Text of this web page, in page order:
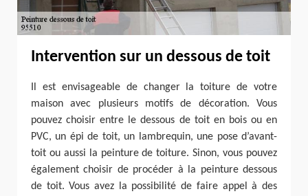
Intervention sur un dessous de toit
Il est envisageable de changer la toiture de votre
maison avec plusieurs motifs de décoration. Vous
pouvez choisir entre le dessous de toit en bois ou en
PVC, un épi de toit, un lambrequin, une pose d’avant-
toit ou aussi la peinture de toiture. Sinon, vous pouvez
également choisir de procéder à la peinture dessous
de toit. Vous avez la possibilité de faire appel à des